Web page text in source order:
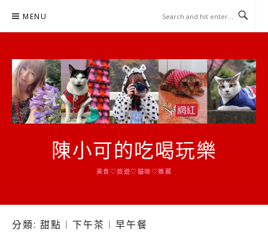
MENU
陳小可的吃喝玩樂
美食♡旅遊♡貓咪♡推薦
分類: 甜點︱下午茶︱早午餐